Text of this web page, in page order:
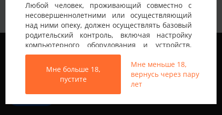
Любой человек, проживающий совместно с
несовершеннолетними или осуществляющий
над ними опеку, должен осуществлять базовый
родительский контроль, включая настройку
компьютерного оборудования и устройств,
установку программного обеспечения или
подключение услуг фильтрации от провайдера,
чтобы заблокировать доступ
несовершеннолетних к неподходящему
контенту.
Мне больше 18,
пустите
Мне меньше 18,
вернусь через пару
лет
Немного о себе:
свінгери ми нудисти! Шукаємо ПАРИ з
аналогічними поглядами. Для спільних
походів на нудистські пляж, баню/сауну.
Спілкування та дружби а далі по факту…
Чудаки-одинаки проходим МИМО! НЕ
СПАМТЕ в лічку! Нам пофіг хто ти, твій
розмір і пропозиції! Будеш ПОСЛАНИЙ чітко
і швидко…
Мы используем файлы cookie, чтобы обеспечить
наилучшее качество работы на нашем сайте.
Подробнее узнать о том, какие файлы cookie мы
используем, или отключить их можно в разделе